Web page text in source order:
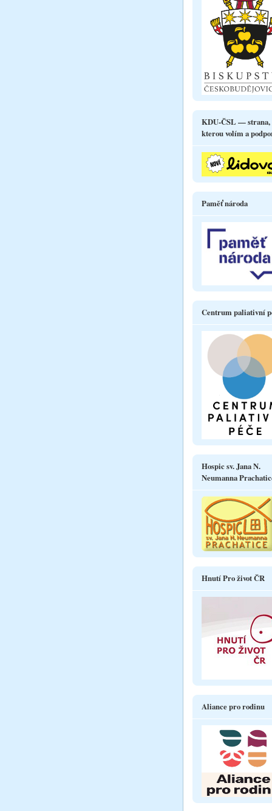
KDU-ČSL — strana,
kterou volím a
Paměť národa
Centrum paliativní
Hospic sv. Jana N.
Neumanna
Hnutí Pro život ČR
Aliance pro rodinu